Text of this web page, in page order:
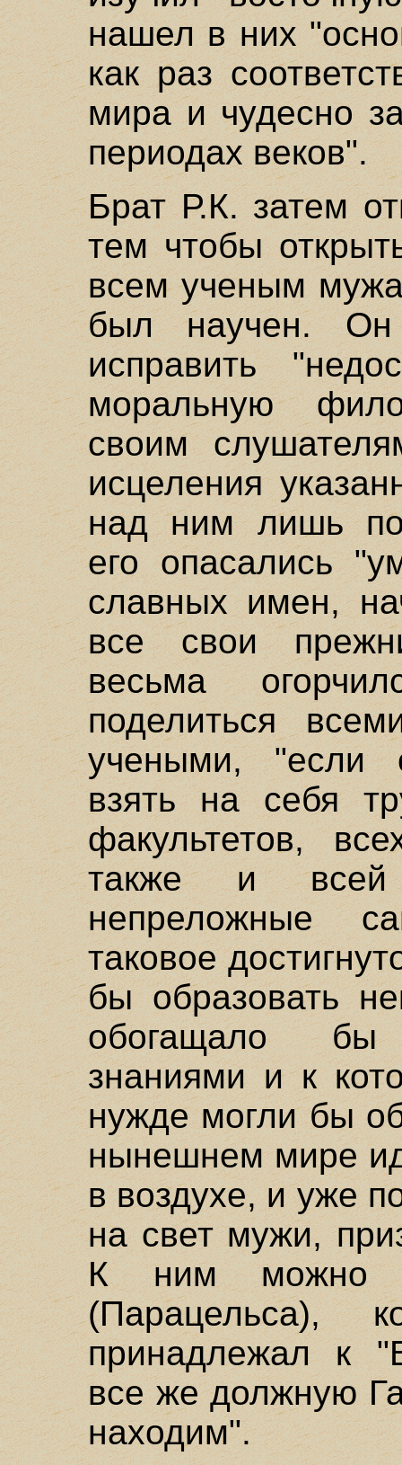
нашел в них
как раз
мира и чудесно
периодах веков".
Брат Р.К. затем
тем чтобы
всем ученым
был научен. Он
исправить
моральную
своим
исцеления
над ним лишь
его опасались
славных имен,
все свои
весьма
поделиться
учеными, "если
взять на себя
факультетов,
также и всей
непреложные
таковое
бы образовать
обогащало бы
знаниями и к
нужде могли бы
нынешнем мире
в воздухе, и уже
на свет мужи,
К ним можно
(Парацельса),
принадлежал к
все же должную
находим".